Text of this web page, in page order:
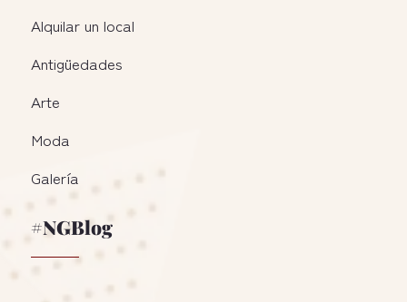
Alquilar un local
Antigüedades
Arte
Moda
Galería
#NGBlog